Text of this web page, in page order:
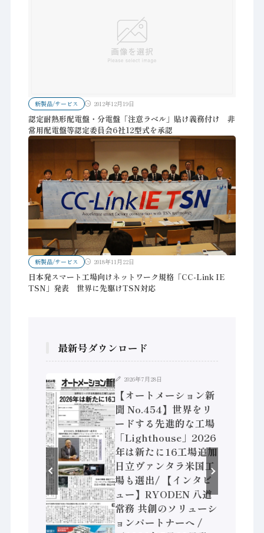
新製品/サービス 2012年12月19日
認定耐熱形配電盤・分電盤「注意ラベル」貼け義務付け 非
常用配電盤等認定委員会6社12型式を承認
新製品/サービス 2018年11月22日
日本発スマート工場向けネットワーク規格「CC-Link IE
TSN」発表 世界に先駆けTSN対応
最新号ダウンロード
2026年7月28日
【オートメーション新
聞 No.454】世界をリ
ードする先進的な工場
「Lighthouse」2026
年は新たに16工場追加
日立ヴァンタラ米国工
場も選出/ 【インタビ
ュー】RYODEN 八道
常務 共創のソリューシ
ョンパートナーへ /